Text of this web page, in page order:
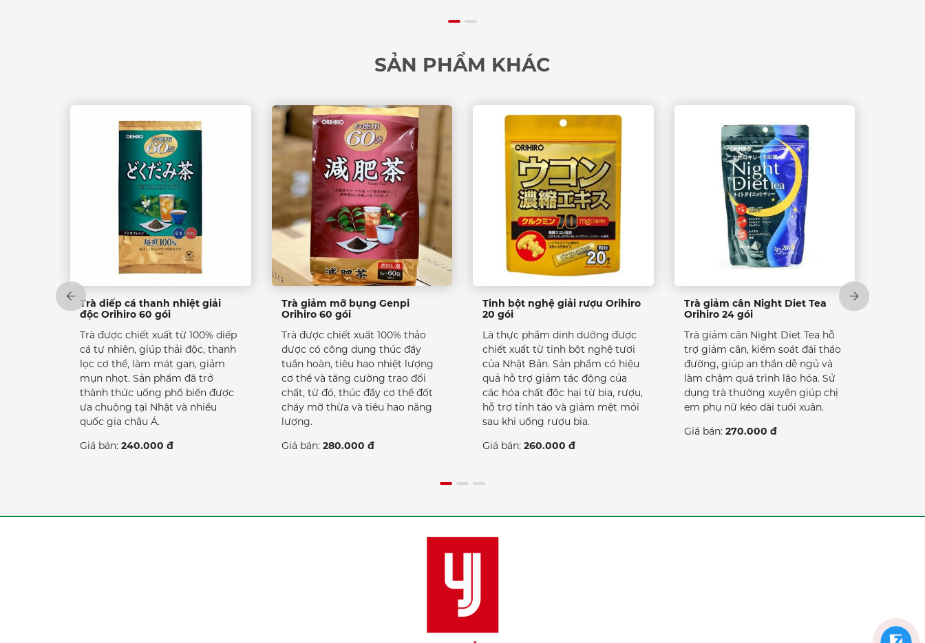
SẢN PHẨM KHÁC
Trà diếp cá thanh nhiệt giải
độc Orihiro 60 gói
Trà được chiết xuất từ 100% diếp
cá tự nhiên, giúp thải độc, thanh
lọc cơ thể, làm mát gan, giảm
mụn nhọt. Sản phẩm đã trở
thành thức uống phổ biến được
ưa chuộng tại Nhật và nhiều
quốc gia châu Á.
Giá bán: 240.000 đ
Trà giảm mỡ bụng Genpi
Orihiro 60 gói
Trà được chiết xuất 100% thảo
dược có công dụng thúc đẩy
tuần hoàn, tiêu hao nhiệt lượng
cơ thể và tăng cường trao đổi
chất, từ đó, thúc đẩy cơ thể đốt
cháy mỡ thừa và tiêu hao năng
lượng.
Giá bán: 280.000 đ
Tinh bột nghệ giải rượu Orihiro
20 gói
Là thực phẩm dinh dưỡng được
chiết xuất từ tinh bột nghệ tươi
của Nhật Bản. Sản phẩm có hiệu
quả hỗ trợ giảm tác động của
các hóa chất độc hại từ bia, rượu,
hỗ trợ tỉnh táo và giảm mệt mỏi
sau khi uống rượu bia.
Giá bán: 260.000 đ
Trà giảm cân Night Diet Tea
Orihiro 24 gói
Trà giảm cân Night Diet Tea hỗ
trợ giảm cân, kiểm soát đái tháo
đường, giúp an thần dễ ngủ và
làm chậm quá trình lão hóa. Sử
dụng trà thường xuyên giúp chị
em phụ nữ kéo dài tuổi xuân.
Giá bán: 270.000 đ